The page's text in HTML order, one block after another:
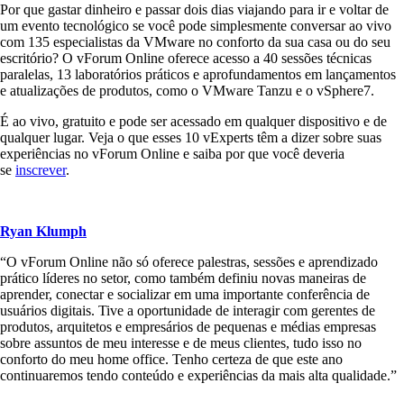
Por que gastar dinheiro e passar dois dias viajando para ir e voltar de
um evento tecnológico se você pode simplesmente conversar ao vivo
com 135 especialistas da VMware no conforto da sua casa ou do seu
escritório? O vForum Online oferece acesso a 40 sessões técnicas
paralelas, 13 laboratórios práticos e aprofundamentos em lançamentos
e atualizações de produtos, como o VMware Tanzu e o vSphere7.
É ao vivo, gratuito e pode ser acessado em qualquer dispositivo e de
qualquer lugar. Veja o que esses 10 vExperts têm a dizer sobre suas
experiências no vForum Online e saiba por que você deveria
se inscrever.
Ryan Klumph
“O vForum Online não só oferece palestras, sessões e aprendizado
prático líderes no setor, como também definiu novas maneiras de
aprender, conectar e socializar em uma importante conferência de
usuários digitais. Tive a oportunidade de interagir com gerentes de
produtos, arquitetos e empresários de pequenas e médias empresas
sobre assuntos de meu interesse e de meus clientes, tudo isso no
conforto do meu home office. Tenho certeza de que este ano
continuaremos tendo conteúdo e experiências da mais alta qualidade.”